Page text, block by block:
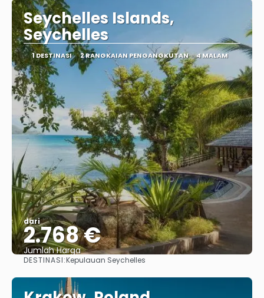
Seychelles Islands,
Seychelles
1 DESTINASI 2 RANGKAIAN PENGANGKUTAN 4 MALAM
dari
2.768 €
Jumlah Harga
Lihat
DESTINASI:Kepulauan Seychelles